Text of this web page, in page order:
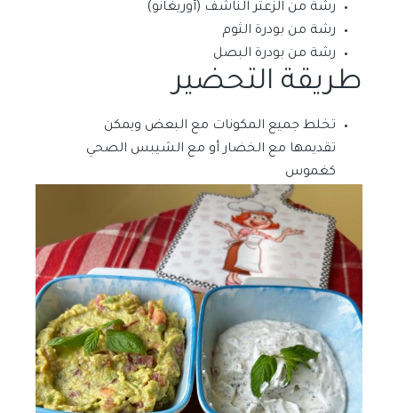
رشة من الزعتر الناشف (أوريغانو)
رشة من بودرة الثوم
رشة من بودرة البصل
طريقة التحضير
تخلط جميع المكونات مع البعض ويمكن
تقديمها مع الخضار أو مع الشيبس الصحي
كغموس